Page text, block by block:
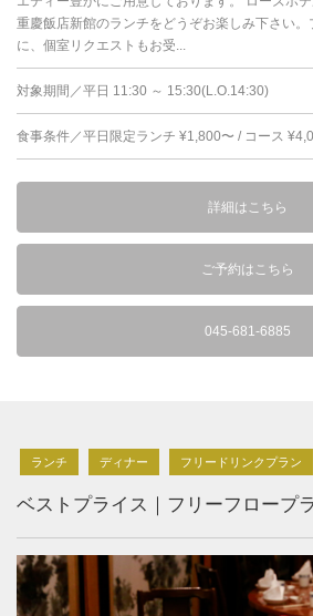
重慶飯店新館のランチをどうぞお楽しみ下さい。
に、個室リクエストもお受...
対象期間／平日 11:30 ～ 15:30(L.O.14:30)
食事条件／平日限定ランチ ¥1,800〜 / コース
詳細はこちら
ご予約はこちら
045-681-6885
ランチ ディナー フリードリンクプラン
ベストプライス｜フリーフロープ